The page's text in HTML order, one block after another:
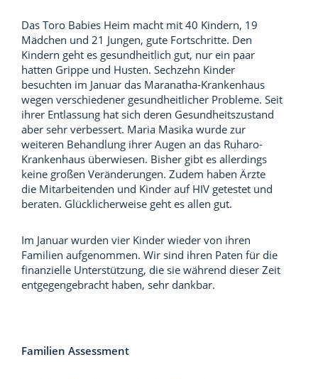
Das Toro Babies Heim macht mit 40 Kindern, 19
Mädchen und 21 Jungen, gute Fortschritte. Den
Kindern geht es gesundheitlich gut, nur ein paar
hatten Grippe und Husten. Sechzehn Kinder
besuchten im Januar das Maranatha-Krankenhaus
wegen verschiedener gesundheitlicher Probleme. Seit
ihrer Entlassung hat sich deren Gesundheitszustand
aber sehr verbessert. Maria Masika wurde zur
weiteren Behandlung ihrer Augen an das Ruharo-
Krankenhaus überwiesen. Bisher gibt es allerdings
keine großen Veränderungen. Zudem haben Ärzte
die Mitarbeitenden und Kinder auf HIV getestet und
beraten. Glücklicherweise geht es allen gut.
Im Januar wurden vier Kinder wieder von ihren
Familien aufgenommen. Wir sind ihren Paten für die
finanzielle Unterstützung, die sie während dieser Zeit
entgegengebracht haben, sehr dankbar.
Familien Assessment